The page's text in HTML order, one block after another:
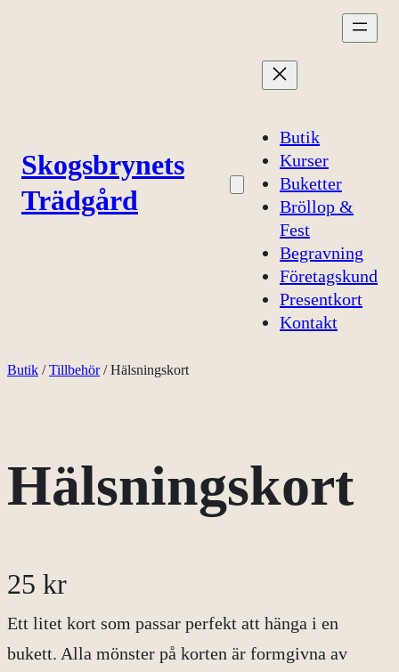
Skogsbrynets
Trädgård
Butik
Kurser
Buketter
Bröllop &
Fest
Begravning
Företagskund
Presentkort
Kontakt
Butik /Tillbehör/ Hälsningskort
Hälsningskort
25 kr
Ett litet kort som passar perfekt att hänga i en
bukett. Alla mönster på korten är formgivna av